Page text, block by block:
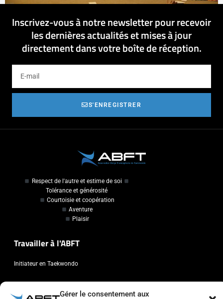
Gérer le consentement aux
Inscrivez-vous à notre newsletter pour recevoir
les dernières actualités et mises à jour
directement dans votre boîte de réception.
S'ENREGISTRER
Respect de l'autre et estime de soi
Tolérance et générosité
Courtoisie et coopération
Aventure
Plaisir
Travailler à l'ABFT
Initiateur en Taekwondo